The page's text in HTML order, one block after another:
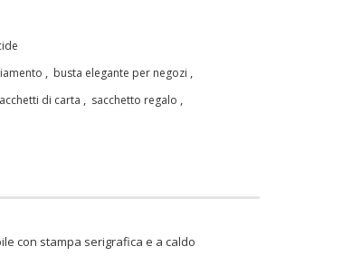
busta elegante per negozi
di carta sacchetto regalo
con stampa serigrafica e a caldo